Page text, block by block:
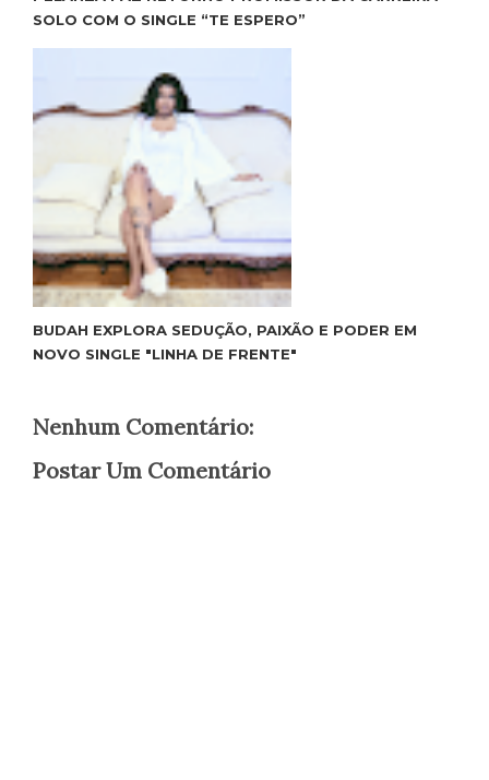
SOLO COM O SINGLE “TE ESPERO”
BUDAH EXPLORA SEDUÇÃO, PAIXÃO E PODER EM
NOVO SINGLE "LINHA DE FRENTE"
Nenhum Comentário:
Postar Um Comentário